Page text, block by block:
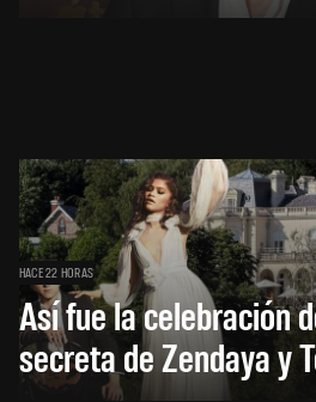
HACE 22 HORAS
Así fue la celebración
secreta de Zendaya y